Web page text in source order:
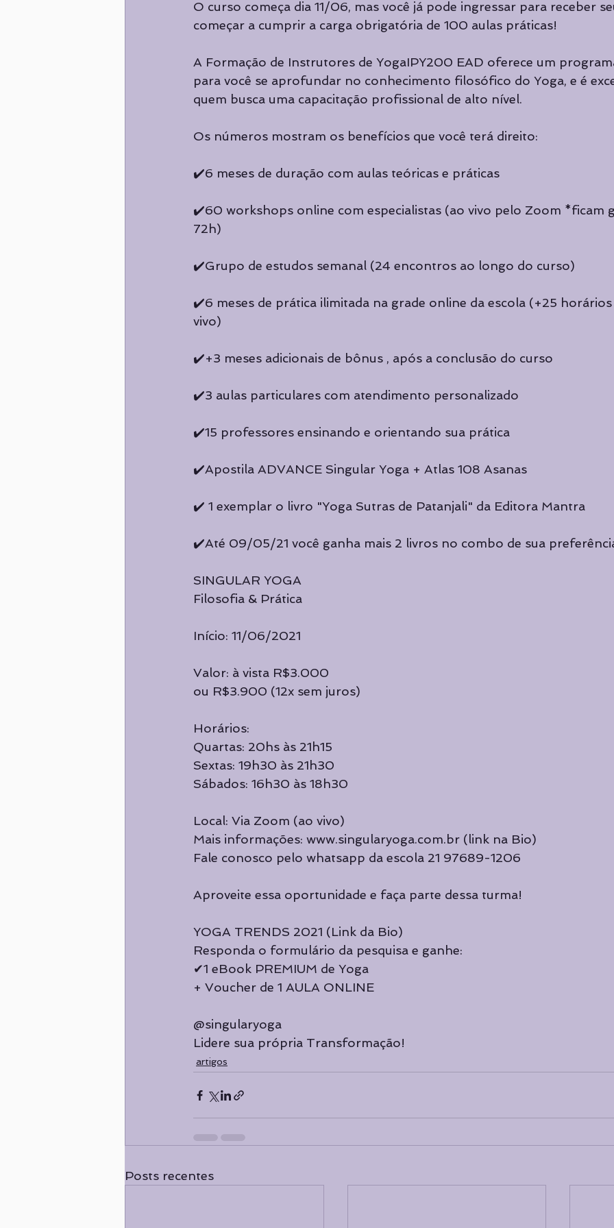
O curso começa dia 11/06, mas você já pode ingressar para receber
começar a cumprir a carga obrigatória de 100 aulas práticas!
A Formação de Instrutores de YogaIPY200 EAD oferece um
para você se aprofundar no conhecimento filosófico do Yoga, e é
quem busca uma capacitação profissional de alto nível.
Os números mostram os benefícios que você terá direito:
✔️6 meses de duração com aulas teóricas e práticas
✔️60 workshops online com especialistas (ao vivo pelo Zoom *ficam
72h)
✔️Grupo de estudos semanal (24 encontros ao longo do curso)
✔️6 meses de prática ilimitada na grade online da escola (+25
vivo)
✔️+3 meses adicionais de bônus , após a conclusão do curso
✔️3 aulas particulares com atendimento personalizado
✔️15 professores ensinando e orientando sua prática
✔️Apostila ADVANCE Singular Yoga + Atlas 108 Asanas
✔️ 1 exemplar o livro "Yoga Sutras de Patanjali" da Editora Mantra
✔️Até 09/05/21 você ganha mais 2 livros no combo de sua
SINGULAR YOGA
Filosofia & Prática
Início: 11/06/2021
Valor: à vista R$3.000
ou R$3.900 (12x sem juros)
Horários:
Quartas: 20hs às 21h15
Sextas: 19h30 às 21h30
Sábados: 16h30 às 18h30
Local: Via Zoom (ao vivo)
Mais informações: www.singularyoga.com.br (link na Bio)
Fale conosco pelo whatsapp da escola 21 97689-1206
Aproveite essa oportunidade e faça parte dessa turma!
YOGA TRENDS 2021 (Link da Bio)
Responda o formulário da pesquisa e ganhe:
✔1 eBook PREMIUM de Yoga
+ Voucher de 1 AULA ONLINE
@singularyoga ⠀
Lidere sua própria Transformação!
artigos
Posts recentes